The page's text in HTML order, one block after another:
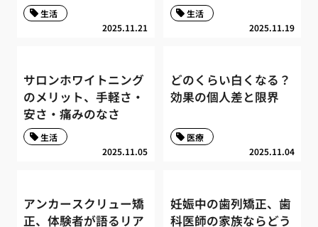
2025.11.21
生活
2025.11.19
生活
サロンホワイトニング
のメリット、手軽さ・
安さ・痛みのなさ
2025.11.05
生活
どのくらい白くなる？
効果の個人差と限界
2025.11.04
医療
アンカースクリュー矯
正、体験者が語るリア
妊娠中の歯列矯正、歯
科医師の家族ならどう